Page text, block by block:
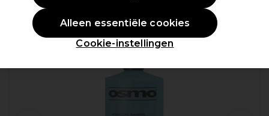
PROMOTIE
Cookie-instellingen
Alleen essentiële cookies